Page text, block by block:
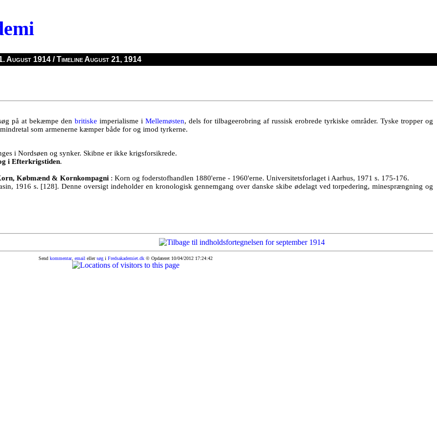
1914 / Timeline August 21, 1914
på at bekæmpe den britiske imperialisme i Mellemøsten, dels for tilbageerobring af russisk erobrede tyrkiske områder. Tyske tropper og
som armenerne kæmper både for og imod tyrkerne.
i Nordsøen og synker. Skibne er ikke krigsforsikrede.
i Efterkrigstiden.
Købmænd & Kornkompagni : Korn og foder­stofhandlen 1880'erne - 1960'erne. Universitetsforlaget i Aarhus, 1971 s. 175-176.
1916 s. [128]. Denne oversigt indeholder en kronologisk gennemgang over danske skibe ødelagt ved torpedering, minesprængning og
Send kommentar, email ellersøg i Fredsakademiet.dk © Opdateret 10/04/2012 17:24:42